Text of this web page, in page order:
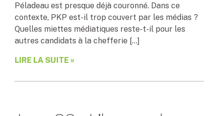
Péladeau est presque déjà couronné. Dans ce
contexte, PKP est-il trop couvert par les médias ?
Quelles miettes médiatiques reste-t-il pour les
autres candidats à la chefferie […]
LIRE LA SUITE »